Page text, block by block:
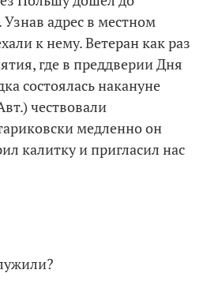
адрес в местном
к нему. Ветеран как раз
где в преддверии Дня
состоялась накануне
чествовали
медленно он
калитку и пригласил нас